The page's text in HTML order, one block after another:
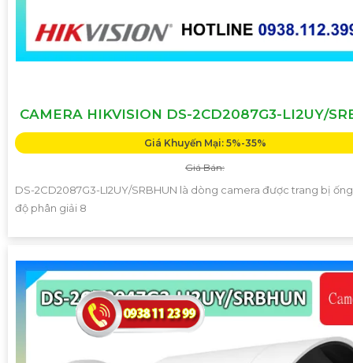
CAMERA HIKVISION DS-2CD2087G3-LI2UY/
Giá Khuyến Mại: 5%-35%
Giá Bán:
DS-2CD2087G3-LI2UY/SRBHUN là dòng camera được trang bị
độ phân giải 8